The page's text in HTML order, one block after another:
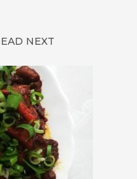
NEXT